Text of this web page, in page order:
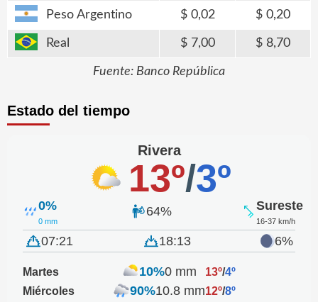
Peso Argentino 0,02 0,20
Real 7,00 8,70
Fuente: Banco República
Estado del tiempo
Rivera
13º/3º
0%
0 mm
64% Sureste
16-37 km/h
07:21 18:13 6%
Martes 10%0 mm 13º/4º
Miércoles
90%10.8 mm12º/8º